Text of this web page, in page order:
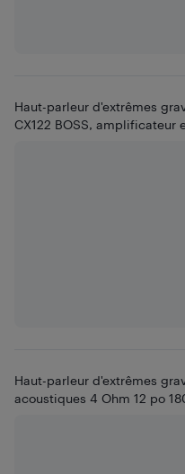
Haut-parleur d'extrêmes
CX122 BOSS, amplificateur
Haut-parleur d'extrêmes
acoustiques 4 Ohm 12 po